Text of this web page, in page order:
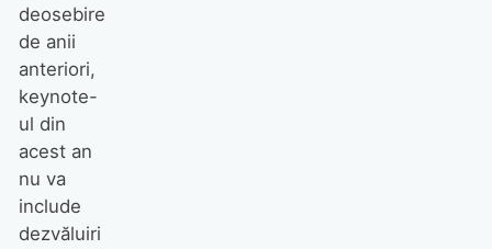
deosebire
de anii
anteriori,
keynote-
ul din
acest an
nu va
include
dezvăluiri